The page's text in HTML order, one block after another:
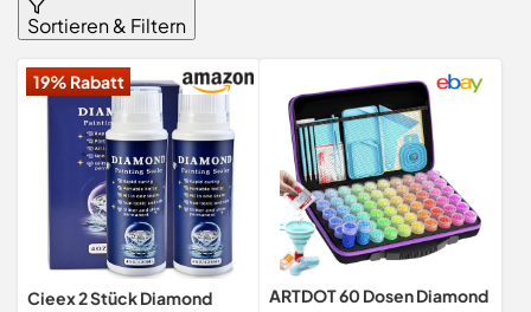
Sortieren & Filtern
19% Rabatt
Cieex 2 Stück Diamond
ARTDOT 60 Dosen Diamond